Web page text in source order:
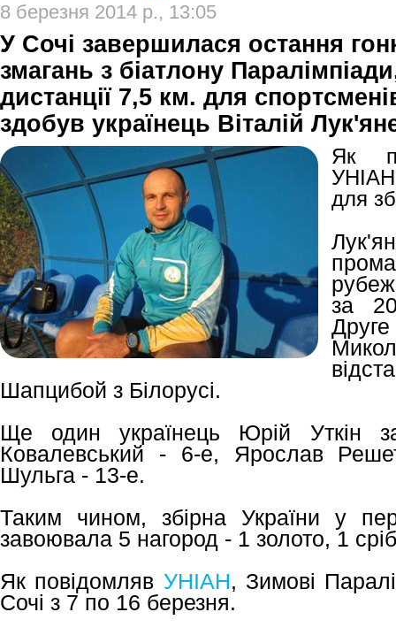
8 березня 2014 р., 13:05
У Сочі завершилася остання
змагань з біатлону
дистанції 7,5 км. для
здобув українець Віталій
Як
для
за
Шапцибой з Білорусі.
Ще один українець Юрій Уткін
Ковалевський - 6-е, Ярослав
Шульга - 13-е.
Таким чином, збірна України у
завоювала 5 нагород - 1 золото, 1
Як повідомляв УНІАН, Зимові
Сочі з 7 по 16 березня.